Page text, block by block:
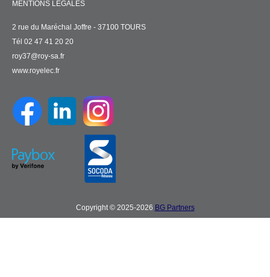
MENTIONS LÉGALES
2 rue du Maréchal Joffre - 37100 TOURS
Tél 02 47 41 20 20
roy37@roy-sa.fr
www.royelec.fr
Copyright © 2025-2026 BG Partners